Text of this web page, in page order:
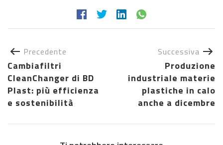
Precedente
Cambiafiltri
CleanChanger di BD
Plast: più efficienza
e sostenibilità
Successiva
Produzione
industriale materie
plastiche in calo
anche a dicembre